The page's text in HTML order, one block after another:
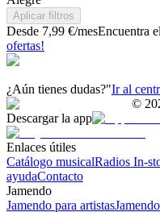
Aplicar filtros
Desde 7,99 €/mesEncuentra
ofertas!
¿Aún tienes dudas?"Ir al
©
Descargar la app
Enlaces útiles
Catálogo musicalRadios In-
ayudaContacto
Jamendo
Jamendo para artistas